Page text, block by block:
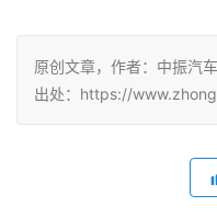
原创文章，作者：中振汽
出处：https://